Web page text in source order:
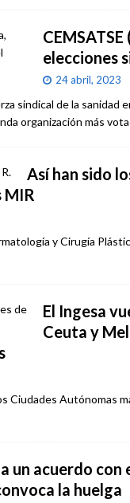
elecciones
24 abril, 2023
sindical de la
organización más
Así han sido
MIR
y Cirugía
El Ingesa
Ceuta y
Ciudades Autónomas
un acuerdo con
la huelga